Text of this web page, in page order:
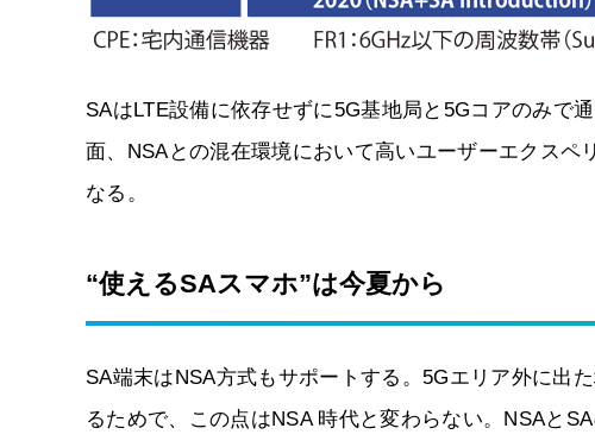
SAはLTE設備に依存せずに5G基地局と5Gコアのみで
面、NSAとの混在環境において高いユーザーエクス
なる。
“使えるSAスマホ”は今夏から
SA端末はNSA方式もサポートする。5Gエリア外に出
るためで、この点はNSA 時代と変わらない。NSAと